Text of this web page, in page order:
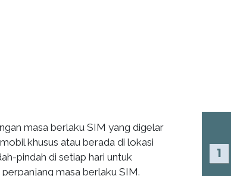
masa berlaku SIM yang digelar
khusus atau berada di lokasi
pindah di setiap hari untuk
masa berlaku SIM.